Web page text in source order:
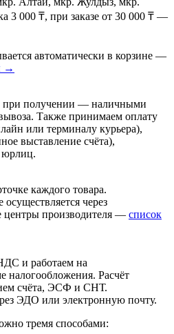
3 000 ₸, при заказе от 30 000 ₸ —
автоматически в корзине —
→
при получении — наличными
Также принимаем оплату
или терминалу курьера),
выставление счёта),
юрлиц.
каждого товара.
через
центры производителя — список
и работаем на
налогообложения. Расчёт
счёта, ЭСФ и СНТ.
ЭДО или электронную почту.
тремя способами: